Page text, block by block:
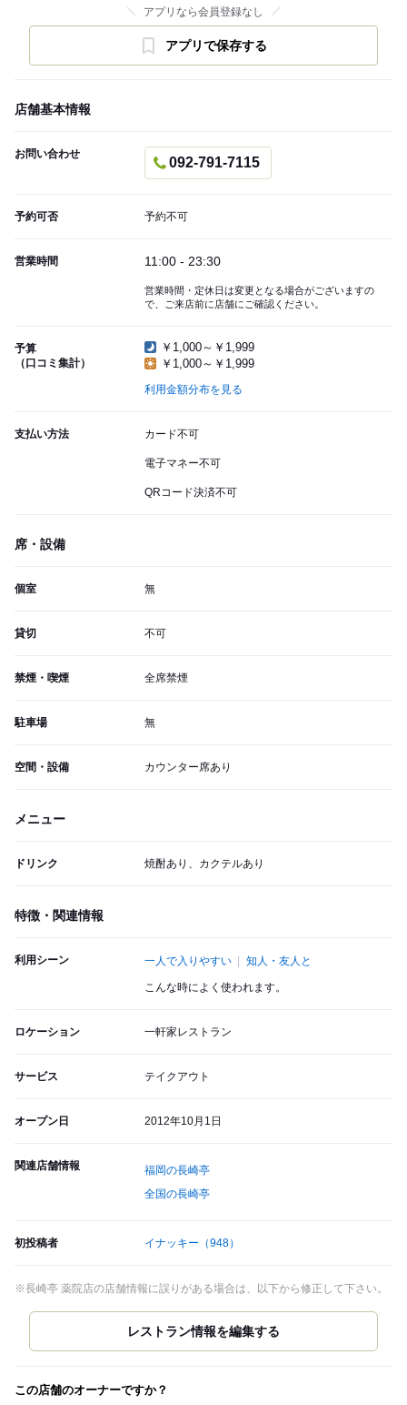
アプリなら会員登録なし
アプリで保存する
店舗基本情報
お問い合わせ
092-791-7115
予約可否 予約不可
営業時間 11:00 - 23:30
営業時間・定休日は変更となる場合がございますの
で、ご来店前に店舗にご確認ください。
予算
（口コミ集計）
￥1,000～￥1,999
￥1,000～￥1,999
利用金額分布を見る
支払い方法 カード不可
電子マネー不可
QRコード決済不可
席・設備
個室 無
貸切 不可
禁煙・喫煙 全席禁煙
駐車場 無
空間・設備 カウンター席あり
メニュー
ドリンク 焼酎あり、カクテルあり
特徴・関連情報
利用シーン 一人で入りやすい 知人・友人と
こんな時によく使われます。
ロケーション 一軒家レストラン
サービス テイクアウト
オープン日 2012年10月1日
関連店舗情報
福岡の長崎亭
全国の長崎亭
初投稿者 イナッキー （948）
※長崎亭 薬院店の店舗情報に誤りがある場合は、以下から修正して下さい。
この店舗のオーナーですか？